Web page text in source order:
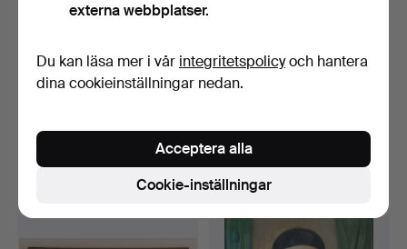
(GEB. 1952). Utan titel.
5 bud
(1946-2017). Älskare.
Klubbades 23 mar 2026
4 bud
347 USD
externa webbplatser.
Du kan läsa mer i vår integritetspolicyoch hantera
dina cookieinställningar nedan.
Cookie-inställningar
Acceptera alla